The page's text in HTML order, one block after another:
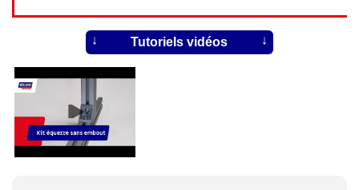
Tutoriels vidéos